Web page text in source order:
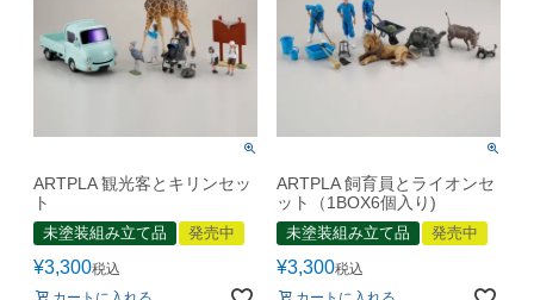
ARTPLA 観光客とキリンセッ
ト
未塗装組み立て品 発売中
¥3,300税込
ARTPLA 飼育員とライオンセ
ット（1BOX6個入り)
未塗装組み立て品 発売中
¥3,300税込